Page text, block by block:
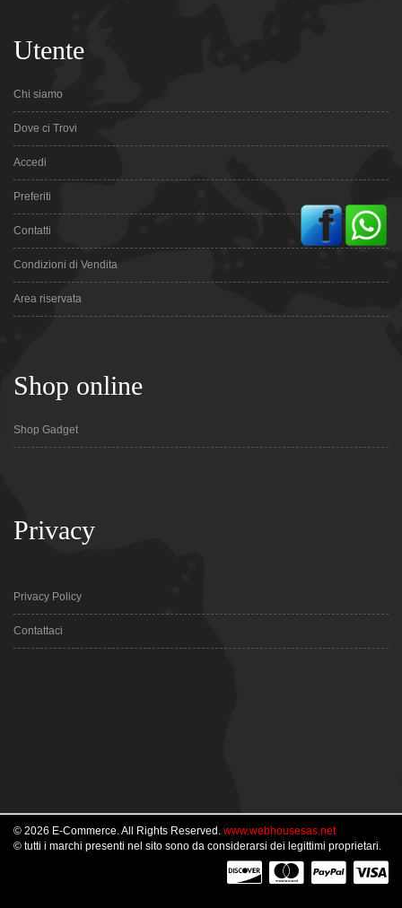
Utente
Chi siamo
Dove ci Trovi
Accedi
Preferiti
Contatti
Condizioni di Vendita
Area riservata
Shop online
Shop Gadget
Privacy
Privacy Policy
Contattaci
© 2026 E-Commerce. All Rights Reserved. www.webhousesas.net
© tutti i marchi presenti nel sito sono da considerarsi dei legittimi proprietari.